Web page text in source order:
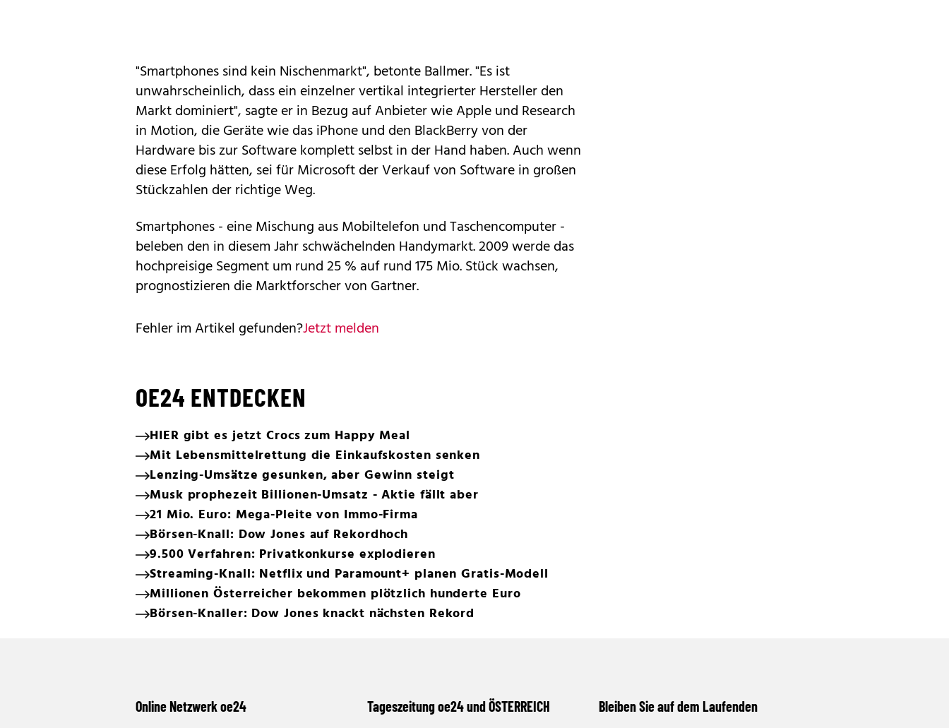
"Smartphones sind kein Nischenmarkt", betonte Ballmer. "Es ist
unwahrscheinlich, dass ein einzelner vertikal integrierter Hersteller den
Markt dominiert", sagte er in Bezug auf Anbieter wie Apple und Research
in Motion, die Geräte wie das iPhone und den BlackBerry von der
Hardware bis zur Software komplett selbst in der Hand haben. Auch wenn
diese Erfolg hätten, sei für Microsoft der Verkauf von Software in großen
Stückzahlen der richtige Weg.
Smartphones - eine Mischung aus Mobiltelefon und Taschencomputer -
beleben den in diesem Jahr schwächelnden Handymarkt. 2009 werde das
hochpreisige Segment um rund 25 % auf rund 175 Mio. Stück wachsen,
prognostizieren die Marktforscher von Gartner.
Fehler im Artikel gefunden?Jetzt melden
OE24 ENTDECKEN
HIER gibt es jetzt Crocs zum Happy Meal
Mit Lebensmittelrettung die Einkaufskosten senken
Lenzing-Umsätze gesunken, aber Gewinn steigt
Musk prophezeit Billionen-Umsatz - Aktie fällt aber
21 Mio. Euro: Mega-Pleite von Immo-Firma
Börsen-Knall: Dow Jones auf Rekordhoch
9.500 Verfahren: Privatkonkurse explodieren
Streaming-Knall: Netflix und Paramount+ planen Gratis-Modell
Millionen Österreicher bekommen plötzlich hunderte Euro
Börsen-Knaller: Dow Jones knackt nächsten Rekord
Online Netzwerk oe24 Tageszeitung oe24 und ÖSTERREICH Bleiben Sie auf dem Laufenden